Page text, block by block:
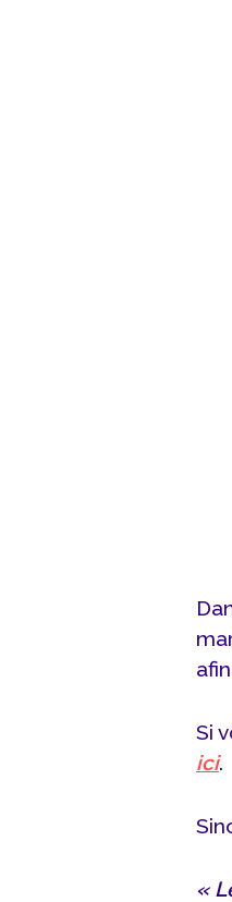
Si
ici.
«